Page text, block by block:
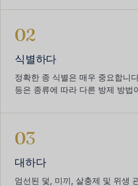
02
식별하다
정확한 종 식별은 매우 중요합니
등은 종류에 따라 다른 방제 방법
03
대하다
엄선된 덫, 미끼, 살충제 및 위생